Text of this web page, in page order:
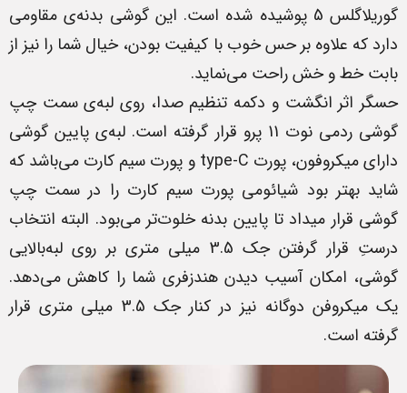
گوریلاگلس 5 پوشیده شده است. این گوشی بدنه‌ی مقاومی
دارد که علاوه بر حس خوب با کیفیت بودن، خیال شما را نیز از
بابت خط و خش راحت می‌نماید.
حسگر اثر انگشت و دکمه تنظیم صدا، روی لبه‌ی سمت چپ
گوشی ردمی نوت 11 پرو قرار گرفته است. لبه‌ی پایین گوشی
دارای میکروفون، پورت type-C و پورت سیم کارت می‌باشد که
شاید بهتر بود شیائومی پورت سیم کارت را در سمت چپ
گوشی قرار میداد تا پایین بدنه خلوت‌تر می‌بود. البته انتخاب
درستِ قرار گرفتن جک 3.5 میلی متری بر روی لبه‌بالایی
گوشی، امکان آسیب دیدن هندزفری شما را کاهش می‌دهد.
یک میکروفن دوگانه نیز در کنار جک 3.5 میلی متری قرار
گرفته است.